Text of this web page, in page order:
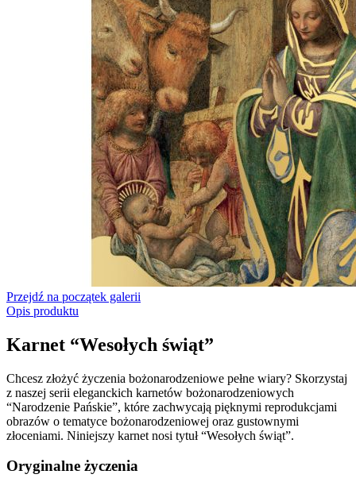
Przejdź na początek galerii
Opis produktu
Karnet “Wesołych świąt”
Chcesz złożyć życzenia bożonarodzeniowe pełne wiary? Skorzystaj
z naszej serii eleganckich karnetów bożonarodzeniowych
“Narodzenie Pańskie”, które zachwycają pięknymi reprodukcjami
obrazów o tematyce bożonarodzeniowej oraz gustownymi
złoceniami. Niniejszy karnet nosi tytuł “Wesołych świąt”.
Oryginalne życzenia